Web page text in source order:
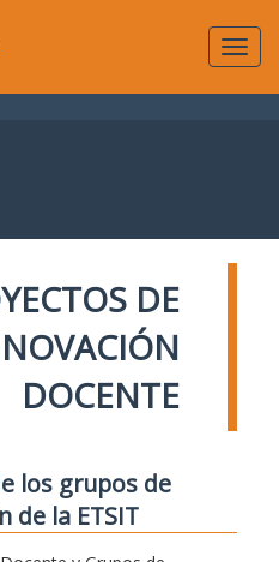
DE
DOCENTE
los grupos de
de la ETSIT